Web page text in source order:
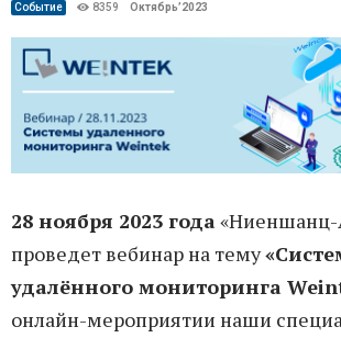
Событие 8359 Октябрь’2023
28 ноября 2023 года«Ниеншанц-
проведет вебинар на тему
удалённого мониторинга
онлайн-мероприятии наши